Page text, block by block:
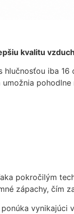
kvalitu
hlučnosťou iba
pokročilým
zápachy, čím
vynikajúci